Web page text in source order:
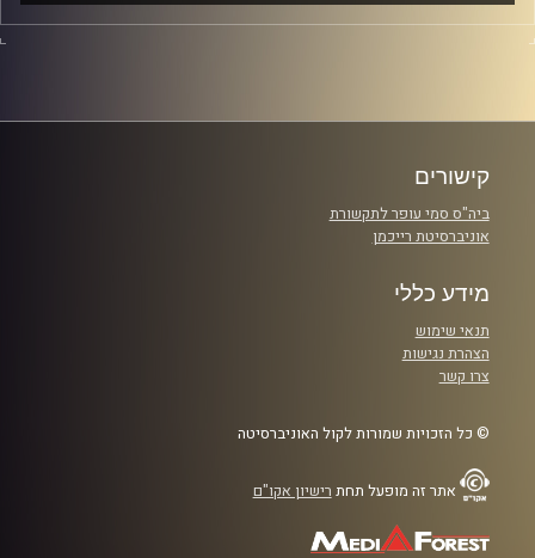
בפרק הזה אני פוגשת את יאמן – ערבי הומו שגדל בכפר שבו
קרדיט תמונות:
קישורים
ביה"ס סמי עופר לתקשורת
אוניברסיטת רייכמן
מידע כללי
תנאי שימוש
הצהרת נגישות
צרו קשר
© כל הזכויות שמורות לקול האוניברסיטה
אתר זה מופעל תחת רישיון אקו"ם